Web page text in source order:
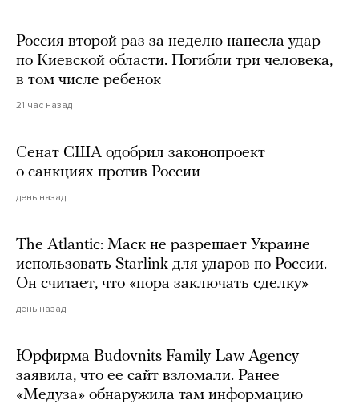
Россия второй раз за неделю нанесла удар
по Киевской области. Погибли три человека,
в том числе ребенок
21 час назад
Сенат США одобрил законопроект
о санкциях против России
день назад
The Atlantic: Маск не разрешает Украине
использовать Starlink для ударов по России.
Он считает, что «пора заключать сделку»
день назад
Юрфирма Budovnits Family Law Agency
заявила, что ее сайт взломали. Ранее
«Медуза» обнаружила там информацию